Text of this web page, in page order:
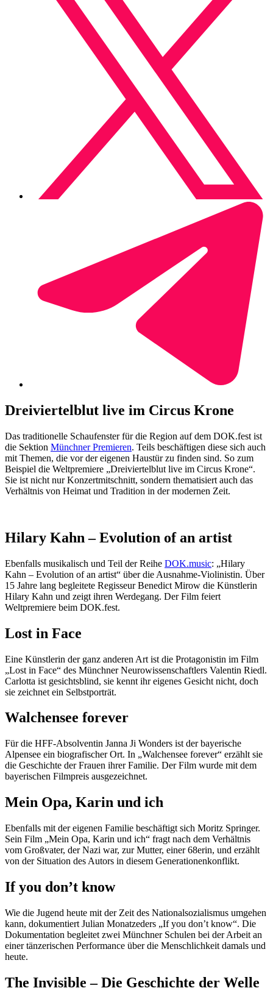
Dreiviertelblut live im Circus Krone
Das traditionelle Schaufenster für die Region auf dem DOK.fest ist
die Sektion Münchner Premieren. Teils beschäftigen diese sich auch
mit Themen, die vor der eigenen Haustür zu finden sind. So zum
Beispiel die Weltpremiere „Dreiviertelblut live im Circus Krone“.
Sie ist nicht nur Konzertmitschnitt, sondern thematisiert auch das
Verhältnis von Heimat und Tradition in der modernen Zeit.
Hilary Kahn – Evolution of an artist
Ebenfalls musikalisch und Teil der Reihe DOK.music: „Hilary
Kahn – Evolution of an artist“ über die Ausnahme-Violinistin. Über
15 Jahre lang begleitete Regisseur Benedict Mirow die Künstlerin
Hilary Kahn und zeigt ihren Werdegang. Der Film feiert
Weltpremiere beim DOK.fest.
Lost in Face
Eine Künstlerin der ganz anderen Art ist die Protagonistin im Film
„Lost in Face“ des Münchner Neurowissenschaftlers Valentin Riedl.
Carlotta ist gesichtsblind, sie kennt ihr eigenes Gesicht nicht, doch
sie zeichnet ein Selbstporträt.
Walchensee forever
Für die HFF-Absolventin Janna Ji Wonders ist der bayerische
Alpensee ein biografischer Ort. In „Walchensee forever“ erzählt sie
die Geschichte der Frauen ihrer Familie. Der Film wurde mit dem
bayerischen Filmpreis ausgezeichnet.
Mein Opa, Karin und ich
Ebenfalls mit der eigenen Familie beschäftigt sich Moritz Springer.
Sein Film „Mein Opa, Karin und ich“ fragt nach dem Verhältnis
vom Großvater, der Nazi war, zur Mutter, einer 68erin, und erzählt
von der Situation des Autors in diesem Generationenkonflikt.
If you don’t know
Wie die Jugend heute mit der Zeit des Nationalsozialismus umgehen
kann, dokumentiert Julian Monatzeders „If you don’t know“. Die
Dokumentation begleitet zwei Münchner Schulen bei der Arbeit an
einer tänzerischen Performance über die Menschlichkeit damals und
heute.
The Invisible – Die Geschichte der Welle